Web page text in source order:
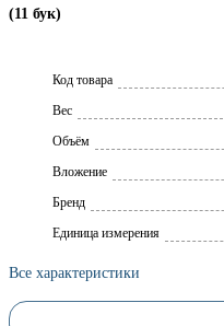
(11 бук)
Код товара
Вес
Объём
Вложение
Брeнд
Единица измерения
Все характеристики